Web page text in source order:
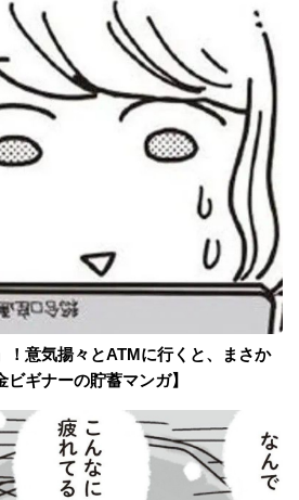
！意気揚々とATMに行くと、まさか
ギナーの貯蓄マンガ】